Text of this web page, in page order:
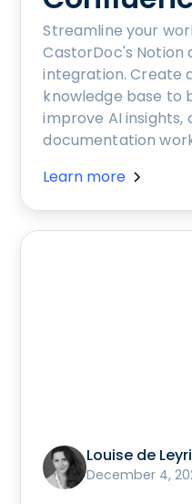
Streamline your
CastorDoc's Notion
integration. Create
knowledge base to
improve AI insights,
documentation
Learn more
Louise de
December 4,